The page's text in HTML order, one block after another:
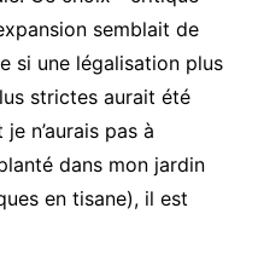
semblait de
si une légalisation plus
strictes aurait été
n’aurais pas à
dans mon jardin
en tisane), il est